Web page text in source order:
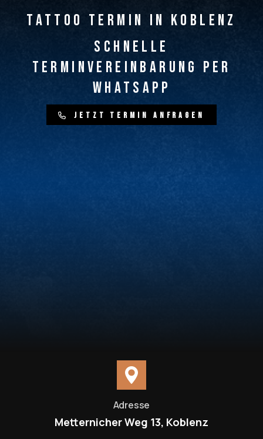
Tattoo Termin in Koblenz
Schnelle
Terminvereinbarung per
WhatsApp
J e t z t T e r m i n a n f ra g e n
Adresse
Metternicher Weg 13, Koblenz